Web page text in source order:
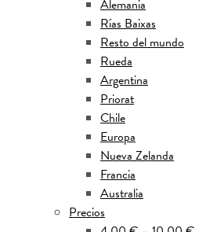
Alemania
Rías Baixas
Resto del mundo
Rueda
Argentina
Priorat
Chile
Europa
Nueva Zelanda
Francia
Australia
Precios